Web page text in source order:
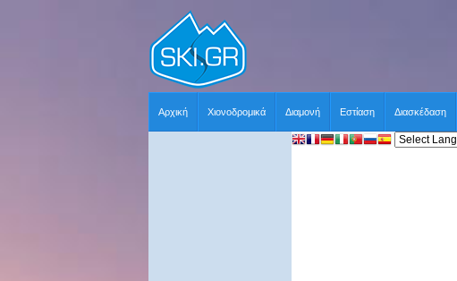
Αρχική Χιονοδρομικά Διαμονή Εστίαση Διασκέδαση